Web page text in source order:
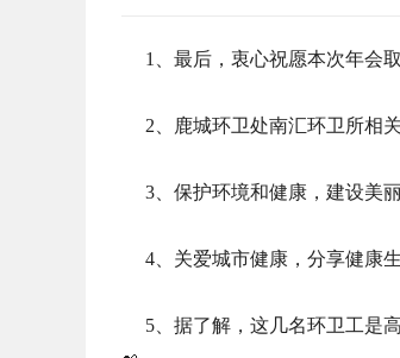
1、最后，衷心祝愿本次年会
2、鹿城环卫处南汇环卫所相
3、保护环境和健康，建设美丽
4、关爱城市健康，分享健康
5、据了解，这几名环卫工是